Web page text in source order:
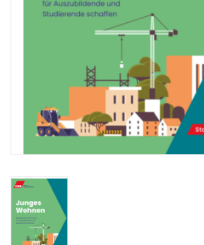
GEWERKSCHAFTEN FÜR DEN
FRIEDEN
VEREINBARKEIT GESTALTEN
MIETENSTOPP